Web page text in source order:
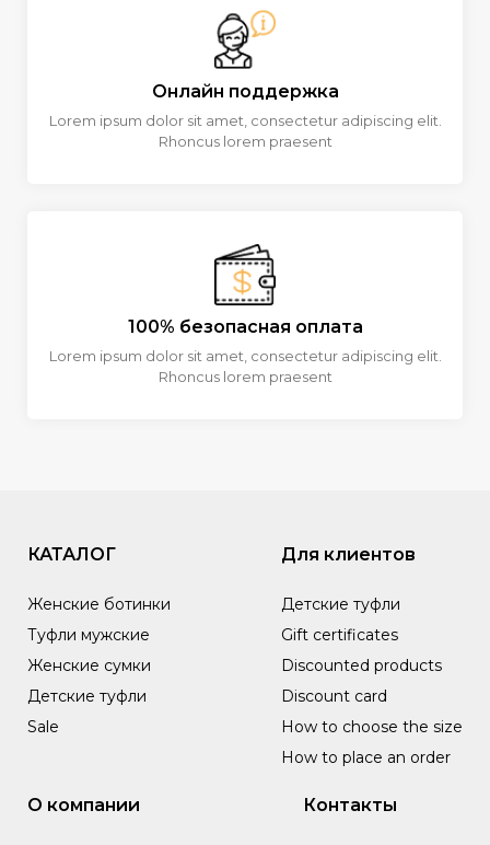
Онлайн поддержка
Lorem ipsum dolor sit amet, consectetur adipiscing elit.
Rhoncus lorem praesent
100% безопасная оплата
Lorem ipsum dolor sit amet, consectetur adipiscing elit.
Rhoncus lorem praesent
КАТАЛОГ
Женские ботинки
Туфли мужские
Женские сумки
Детские туфли
Sale
Для клиентов
Детские туфли
Gift certificates
Discounted products
Discount card
How to choose the size
How to place an order
О компании Контакты